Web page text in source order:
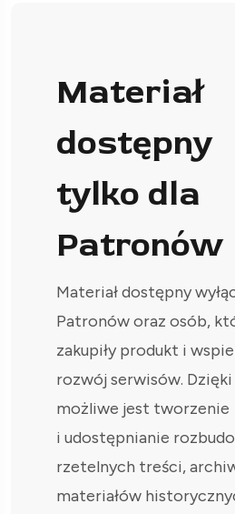
Materiał
dostępny
tylko dla
Patronów
Materiał dostępny
Patronów oraz osób,
zakupiły produkt i
rozwój serwisów.
możliwe jest tworzenie
i udostępnianie
rzetelnych treści,
materiałów